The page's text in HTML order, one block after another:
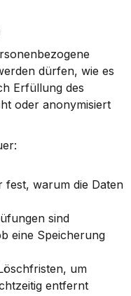
dürfen, wie es
Erfüllung des
oder anonymisiert
fest, warum die Daten
sind
eine Speicherung
um
entfernt